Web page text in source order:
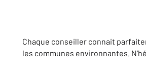
Chaque conseiller connait
les communes environnantes.